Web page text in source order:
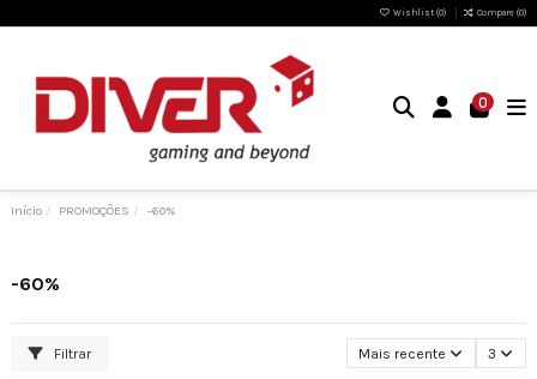
Wishlist (0) Compare (0)
0
Início PROMOÇÕES -60%
-60%
Filtrar Mais recente 3